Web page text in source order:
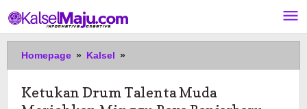
ke
konten
Homepage » Kalsel »
Drum
Talenta
Muda
Ketukan Drum Talenta Muda